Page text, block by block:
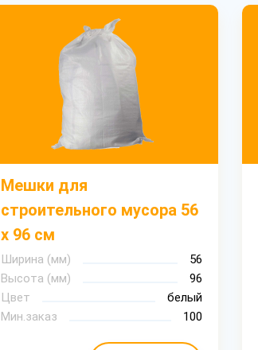
Мешки для
строительного мусора 56
х 96 см
Ширина (мм)
56
Высота (мм)
96
Цвет
белый
Мин.заказ
100